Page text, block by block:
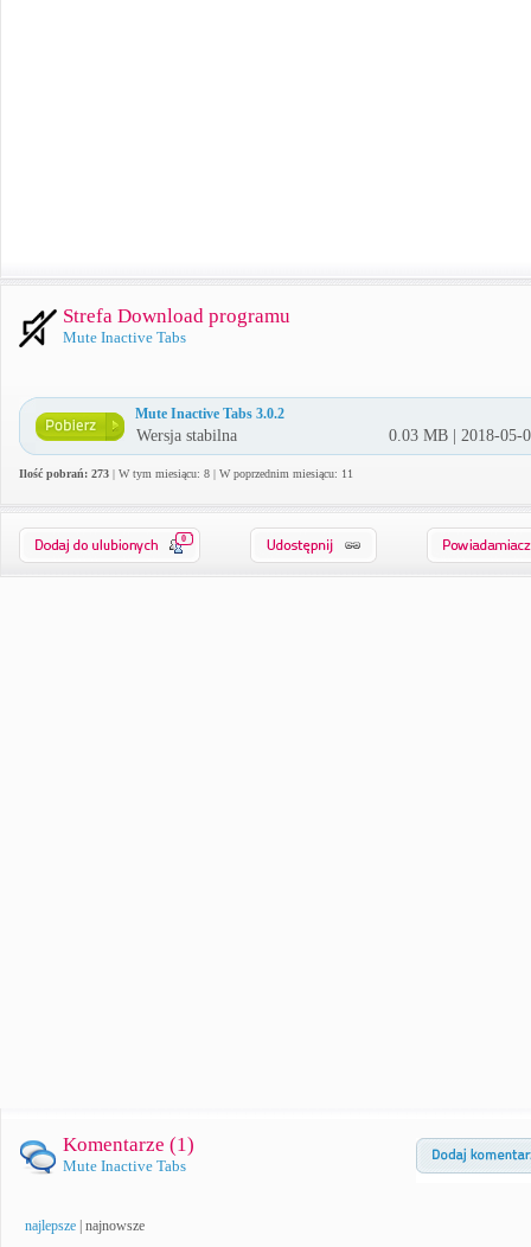
Strefa Download programu
Mute Inactive Tabs
Mute Inactive Tabs 3.0.2
Wersja stabilna 0.03 MB | 2018-05-
Ilość pobrań: 273 | W tym miesiącu: 8 | W poprzednim miesiącu: 11
0
Komentarze (1)
Mute Inactive Tabs
najlepsze najnowsze